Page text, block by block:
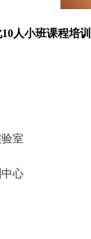
人小班课程培
室
心